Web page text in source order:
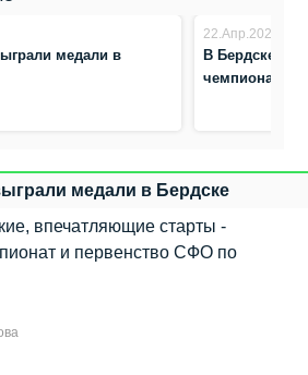
медали в
22.Апр.2025
В Бердске
чемпиона СФО
медали в Бердске
впечатляющие старты -
и первенство СФО по